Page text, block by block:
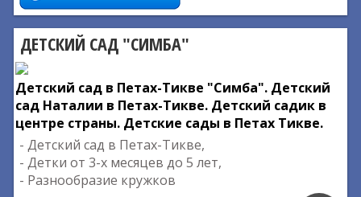
ДЕТСКИЙ САД "СИМБА"
Детский сад в Петах-Тикве "Симба". Детский
сад Наталии в Петах-Тикве. Детский садик в
центре страны. Детские сады в Петах Тикве.
- Детский сад в Петах-Тикве,
- Детки от 3-х месяцев до 5 лет,
- Разнообразие кружков